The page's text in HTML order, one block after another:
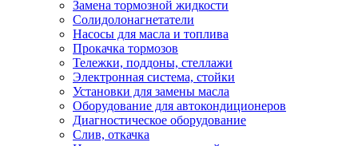
Замена тормозной жидкости
Солидолонагнетатели
Насосы для масла и топлива
Прокачка тормозов
Тележки, поддоны, стеллажи
Электронная система, стойки
Установки для замены масла
Оборудование для автокондиционеров
Диагностическое оборудование
Слив, откачка